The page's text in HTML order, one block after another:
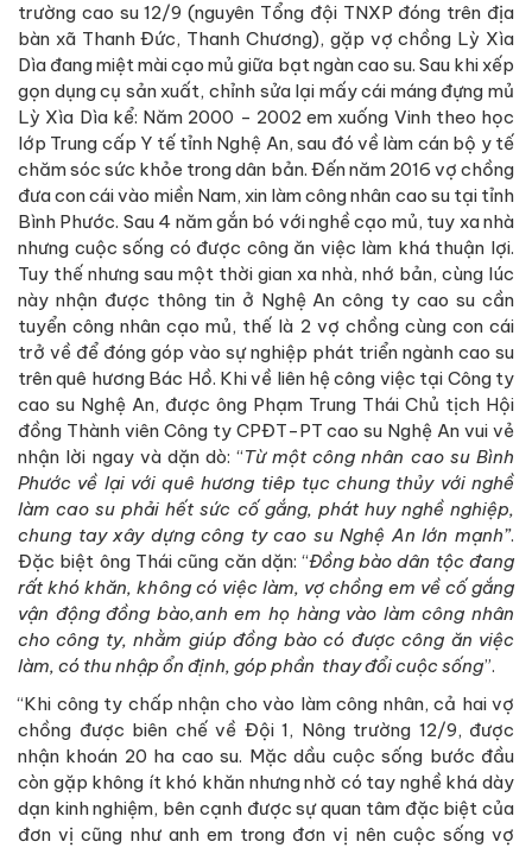
trường cao su 12/9 (nguyên Tổng đội TNXP đóng trên địa
bàn xã Thanh Đức, Thanh Chương), gặp vợ chồng Lỳ Xìa
Dìa đang miệt mài cạo mủ giữa bạt ngàn cao su. Sau khi xếp
gọn dụng cụ sản xuất, chỉnh sửa lại mấy cái máng đựng mủ
Lỳ Xìa Dìa kể: Năm 2000 - 2002 em xuống Vinh theo học
lớp Trung cấp Y tế tỉnh Nghệ An, sau đó về làm cán bộ y tế
chăm sóc sức khỏe trong dân bản. Đến năm 2016 vợ chồng
đưa con cái vào miền Nam, xin làm công nhân cao su tại tỉnh
Bình Phước. Sau 4 năm gắn bó với nghề cạo mủ, tuy xa nhà
nhưng cuộc sống có được công ăn việc làm khá thuận lợi.
Tuy thế nhưng sau một thời gian xa nhà, nhớ bản, cùng lúc
này nhận được thông tin ở Nghệ An công ty cao su cần
tuyển công nhân cạo mủ, thế là 2 vợ chồng cùng con cái
trở về để đóng góp vào sự nghiệp phát triển ngành cao su
trên quê hương Bác Hồ. Khi về liên hệ công việc tại Công ty
cao su Nghệ An, được ông Phạm Trung Thái Chủ tịch Hội
đồng Thành viên Công ty CPĐT-PT cao su Nghệ An vui vẻ
nhận lời ngay và dặn dò: “Từ một công nhân cao su Bình
Phước về lại với quê hương tiêp tục chung thủy với nghề
làm cao su phải hết sức cố gắng, phát huy nghề nghiệp,
chung tay xây dựng công ty cao su Nghệ An lớn mạnh”.
Đặc biệt ông Thái cũng căn dặn: “Đồng bào dân tộc đang
rất khó khăn, không có việc làm, vợ chồng em về cố gắng
vận động đồng bào,anh em họ hàng vào làm công nhân
cho công ty, nhằm giúp đồng bào có được công ăn việc
làm, có thu nhập ổn định, góp phần thay đổi cuộc sống”.
“Khi công ty chấp nhận cho vào làm công nhân, cả hai vợ
chồng được biên chế về Đội 1, Nông trường 12/9, được
nhận khoán 20 ha cao su. Mặc dầu cuộc sống bước đầu
còn gặp không ít khó khăn nhưng nhờ có tay nghề khá dày
dạn kinh nghiệm, bên cạnh được sự quan tâm đặc biệt của
đơn vị cũng như anh em trong đơn vị nên cuộc sống vợ